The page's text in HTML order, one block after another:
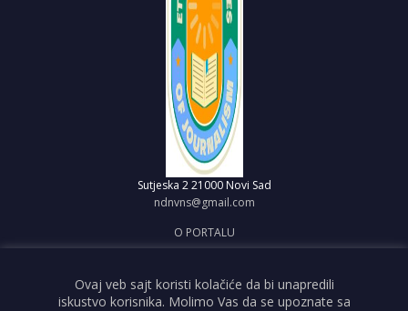
Sutjeska 2 21000 Novi Sad
ndnvns@gmail.com
O PORTALU
OBJAVI VEST
USLOVI KORIŠĆENJA
Ovaj veb sajt koristi kolačiće da bi unapredili
iskustvo korisnika. Molimo Vas da se upoznate sa